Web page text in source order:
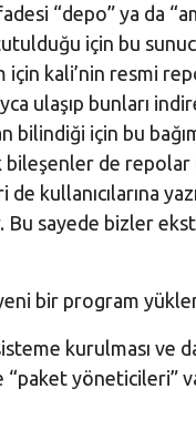
“depo” ya da
için bu
için kali’nin
ulaşıp bunları
bilindiği için bu
de repolar
kullanıcılarına
sayede bizler
yeni bir program
kurulması ve
“paket yöneticileri”